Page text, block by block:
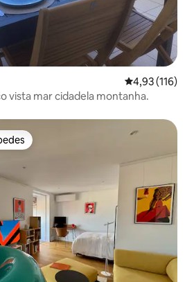
4,93 de uma
4,93 (116)
vista mar cidadela montanha.
dos hóspedes